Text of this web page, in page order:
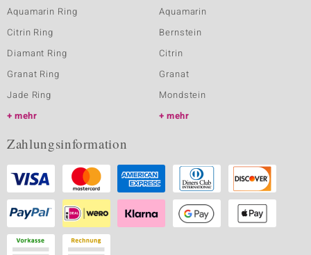
Aquamarin Ring
Citrin Ring
Diamant Ring
Granat Ring
Jade Ring
mehr
Aquamarin
Bernstein
Citrin
Granat
Mondstein
mehr
Zahlungsinformation